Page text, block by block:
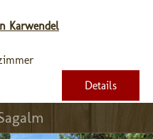
Karwendel
Details